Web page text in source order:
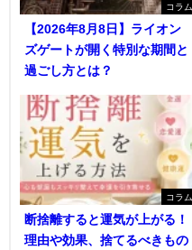
コラム
【2026年8月8日】ライオン
ズゲートが開く特別な期間と
過ごし方とは？
コラム
断捨離すると運気が上がる！
理由や効果、捨てるべきもの